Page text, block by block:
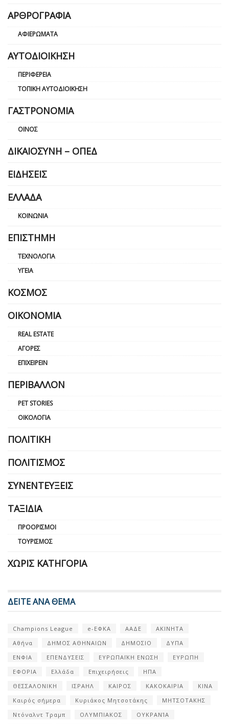
ΑΡΘΡΟΓΡΑΦΊΑ
ΑΦΙΕΡΏΜΑΤΑ
ΑΥΤΟΔΙΟΊΚΗΣΗ
ΠΕΡΙΦΈΡΕΙΑ
ΤΟΠΙΚΉ ΑΥΤΟΔΙΟΊΚΗΣΗ
ΓΑΣΤΡΟΝΟΜΊΑ
ΟΊΝΟΣ
ΔΙΚΑΙΟΣΎΝΗ – ΟΠΕΔ
ΕΙΔΉΣΕΙΣ
ΕΛΛΆΔΑ
ΚΟΙΝΩΝΊΑ
ΕΠΙΣΤΉΜΗ
ΤΕΧΝΟΛΟΓΊΑ
ΥΓΕΊΑ
ΚΌΣΜΟΣ
ΟΙΚΟΝΟΜΊΑ
REAL ESTATE
ΑΓΟΡΈΣ
ΕΠΙΧΕΙΡΕΊΝ
ΠΕΡΙΒΆΛΛΟΝ
PET STORIES
ΟΙΚΟΛΟΓΊΑ
ΠΟΛΙΤΙΚΉ
ΠΟΛΙΤΙΣΜΌΣ
ΣΥΝΕΝΤΕΎΞΕΙΣ
ΤΑΞΊΔΙΑ
ΠΡΟΟΡΙΣΜΟΊ
ΤΟΥΡΙΣΜΌΣ
ΧΩΡΊΣ ΚΑΤΗΓΟΡΊΑ
ΔΕΙΤΕ ΑΝΑ ΘΕΜΑ
Champions League e-ΕΦΚΑ ΑΑΔΕ
ΑΚΙΝΗΤΑ
Αθήνα
ΔΗΜΟΣ ΑΘΗΝΑΙΩΝ ΔΗΜΟΣΙΟ
ΔΥΠΑ
ΕΝΦΙΑ
ΕΠΕΝΔΥΣΕΙΣ ΕΥΡΩΠΑΪΚΗ ΕΝΩΣΗ
ΕΥΡΩΠΗ
ΕΦΟΡΙΑ
Ελλάδα Επιχειρήσεις
ΗΠΑ
ΘΕΣΣΑΛΟΝΙΚΗ
ΙΣΡΑΗΛ ΚΑΙΡΟΣ ΚΑΚΟΚΑΙΡΙΑ
ΚΙΝΑ
Καιρός σήμερα
Κυριάκος Μητσοτάκης
ΜΗΤΣΟΤΑΚΗΣ
Ντόναλντ Τραμπ
ΟΛΥΜΠΙΑΚΟΣ
ΟΥΚΡΑΝΊΑ